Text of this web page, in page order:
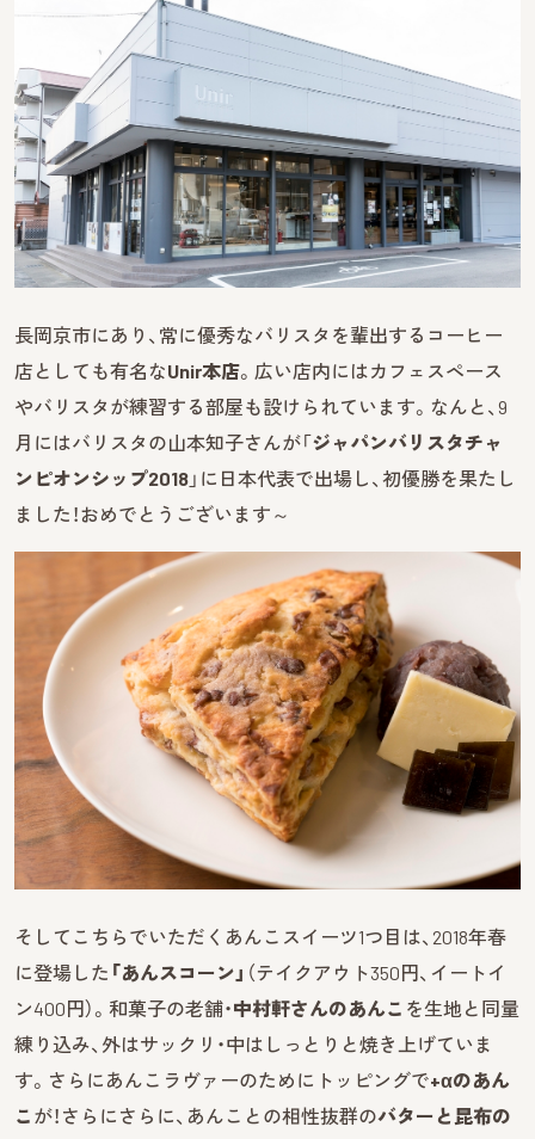
長岡京市にあり、常に優秀なバリスタを輩出するコーヒー
店としても有名なUnir本店。広い店内にはカフェスペース
やバリスタが練習する部屋も設けられています。なんと、9
月にはバリスタの山本知子さんが「ジャパンバリスタチャ
ンピオンシップ2018 」に日本代表で出場し、初優勝を果たし
ました！おめでとうございます～
そしてこちらでいただくあんこスイーツ1つ目は、2018年春
に登場した 「あんスコーン」 （テイクアウト350円、イートイ
ン400円）。和菓子の老舗・中村軒さんのあんこ を生地と同量
練り込み、外はサックリ・中はしっとりと焼き上げていま
す。さらにあんこラヴァーのためにトッピングで+αのあん
こ が！さらにさらに、あんことの相性抜群のバターと昆布の